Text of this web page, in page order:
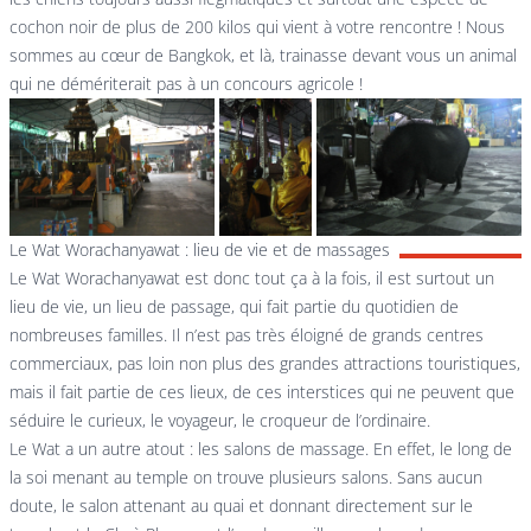
cochon noir de plus de 200 kilos qui vient à votre rencontre ! Nous
sommes au cœur de Bangkok, et là, trainasse devant vous un animal
qui ne démériterait pas à un concours agricole !
Le Wat Worachanyawat : lieu de vie et de massages
Le Wat Worachanyawat est donc tout ça à la fois, il est surtout un
lieu de vie, un lieu de passage, qui fait partie du quotidien de
nombreuses familles. Il n’est pas très éloigné de grands centres
commerciaux, pas loin non plus des grandes attractions touristiques,
mais il fait partie de ces lieux, de ces interstices qui ne peuvent que
séduire le curieux, le voyageur, le croqueur de l’ordinaire.
Le Wat a un autre atout : les salons de massage. En effet, le long de
la soi menant au temple on trouve plusieurs salons. Sans aucun
doute, le salon attenant au quai et donnant directement sur le